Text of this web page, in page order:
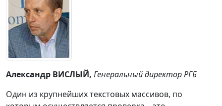
Александр ВИСЛЫЙ, Генеральный директор РГБ
Один из крупнейших текстовых массивов, по